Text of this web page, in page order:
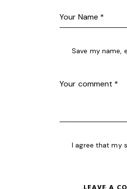
Save my name,
I agree that my